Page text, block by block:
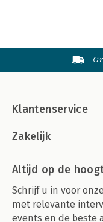
Klantenservice
Zakelijk
Altijd op de
Schrijf u in voor
met relevante
events en de beste